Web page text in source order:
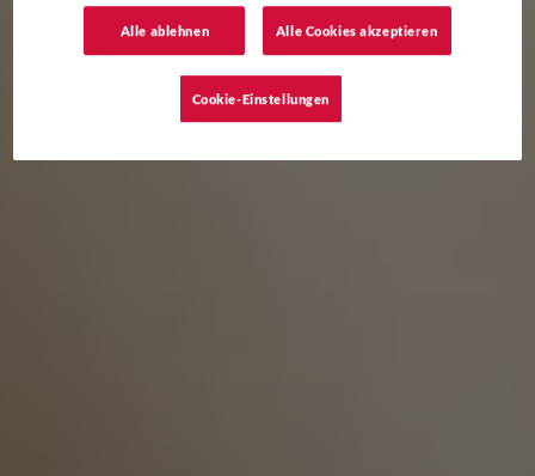
Alle ablehnen Alle Cookies akzeptieren
Cookie-Einstellungen